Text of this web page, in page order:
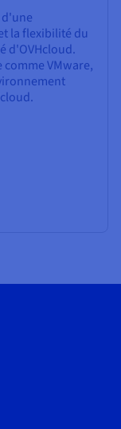
la flexibilité du
d'OVHcloud.
VMware,